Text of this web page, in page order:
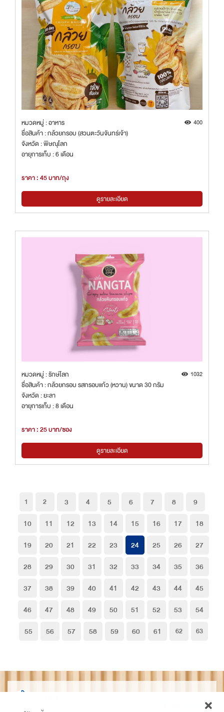
หมวดหมู่ : อาหาร 400
ชื่อสินค้า : กล้วยกรอบ (สวนตะวันจันทร์เจ้า)
จังหวัด : พิษณุโลก
อายุการเก็บ : 6 เดือน
ราคา : 45 บาท/ถุง
ดูรายละเอียด
หมวดหมู่ : รักษ์โลก 1032
ชื่อสินค้า : กล้วยกรอบ รสกรอบแก้ว (หวาน) ขนาด 30 กรัม
จังหวัด : ยะลา
อายุการเก็บ : 8 เดือน
ราคา : 25 บาท/ซอง
ดูรายละเอียด
1 2 3 4 5 6 7 8
9
10
11 12 13 14 15 16 17
18
19
20 21 22 23 24 25 26
27
28
29 30 31 32 33 34 35
36
37
38 39 40 41 42 43 44
45
46
47 48 49 50 51 52 53
54
55
56 57 58 59 60 61 62 63
ไทยเด็ด